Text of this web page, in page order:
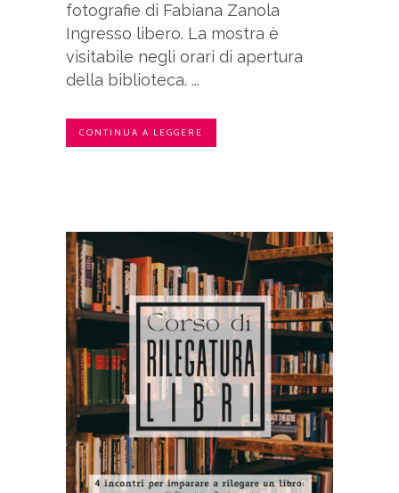
fotografie di Fabiana Zanola
Ingresso libero. La mostra è
visitabile negli orari di apertura
della biblioteca. ...
CONTINUA A LEGGERE